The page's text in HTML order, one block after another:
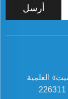
أرسل
Add: #19 طريق زهوسونغ، حديقة سوكسيتง العلمية